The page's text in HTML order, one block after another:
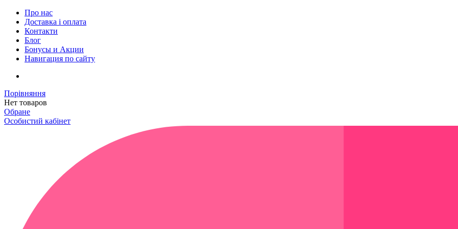
Про нас
Доставка і оплата
Контакти
Блог
Бонусы и Акции
Навигация по сайту
Порівняння
Нет товаров
Обране
Особистий кабінет